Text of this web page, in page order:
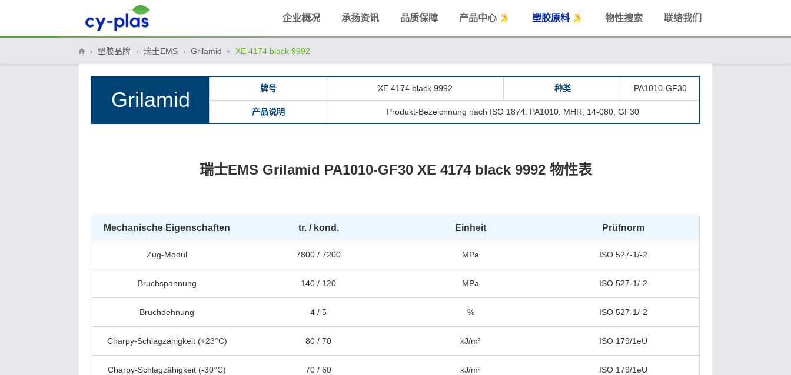
企业概况 承扬资讯 品质保障 产品中心 塑胶原料 物性搜索 联络我们
塑胶品牌 瑞士EMS Grilamid XE 4174 black 9992
Grilamid 牌号 XE 4174 black 9992 种类 PA1010-GF30
产品说明 Produkt-Bezeichnung nach ISO 1874: PA1010, MHR, 14-080, GF30
瑞士EMS Grilamid PA1010-GF30 XE 4174 black 9992 物性表
Mechanische Eigenschaften tr. / kond. Einheit Prüfnorm
Zug-Modul 7800 / 7200 MPa ISO 527-1/-2
Bruchspannung 140 / 120 MPa ISO 527-1/-2
Bruchdehnung 4 / 5 % ISO 527-1/-2
Charpy-Schlagzähigkeit (+23°C) 80 / 70 kJ/m² ISO 179/1eU
Charpy-Schlagzähigkeit (-30°C) 70 / 60 kJ/m² ISO 179/1eU